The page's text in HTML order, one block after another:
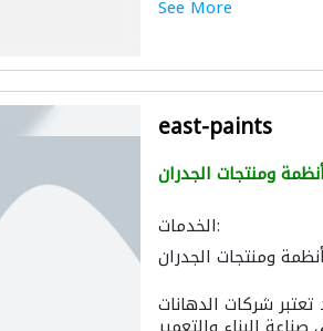
See More
east-paints
ومنتجات الجدران
الخدمات:
أنظمة ومنتجات الجدران
تعتبر شركات الدهانات